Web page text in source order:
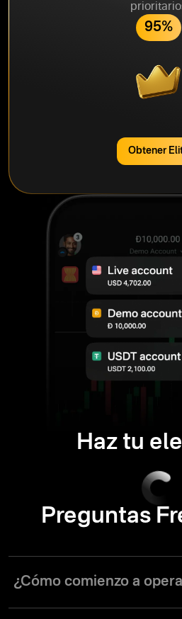
95%
Obtener
Haz tu
Preguntas
¿Cómo comienzo a